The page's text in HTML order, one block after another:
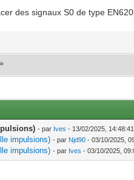
des signaux S0 de type
»
- par Ives - 13/02/2025, 14:48:41
impulsions) - par Njd90 - 03/10/2025,
impulsions) - par Ives - 03/10/2025,